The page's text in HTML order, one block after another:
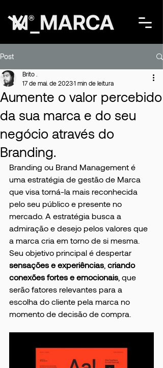
Post
Aumente o valor percebido
da sua marca e do seu
negócio através do
Branding.
Brito .
17 de mai. de 20231 min de leitura
Branding ou Brand Management é
uma estratégia de gestão de Marca
que visa torná-la mais reconhecida
pelo seu público e presente no
mercado. A estratégia busca a
admiração e desejo pelos valores que
a marca cria em torno de si mesma.
Seu objetivo principal é despertar
sensações e experiências criando
conexões fortes e emocionais , que
serão fatores relevantes para a
escolha do cliente pela marca no
momento de decisão de compra.